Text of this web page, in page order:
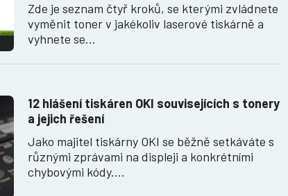
Zde je seznam čtyř kroků, se kterými zvládnete
vyměnit toner v jakékoliv laserové tiskárně a
vyhnete se…
12 hlášení tiskáren OKI souvisejících s tonery
a jejich řešení
Jako majitel tiskárny OKI se běžně setkáváte s
různými zprávami na displeji a konkrétními
chybovými kódy.…